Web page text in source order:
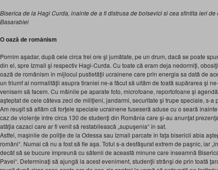
Biserica de la Hagi Curda, inainte de a fi distrusa de bolsevici si cea sfintita ieri de
Basarabiei
O oază de românism
Pornim aşadar, după cele circa trei ore şi jumătate, pe un drum, dacă se poate
din el, spre Izmail şi respectiv Hagi-Curda. Cu toate că eram deja nedormiţi,
oază de românism în mijlocul pustietăţii ucrainene care prin energia sa dată de
un triumf al normalităţii asupra tiraniei ne-a făcut să uităm de toată supărarea şi
venisem să facem. Cu mâinile pe aparate foto, microfoane, reportofoane şi
aşteptat de cele câteva zeci de miliţieni, jandarmi, securitate şi trupe speciale, s-a
Am reuşit să aflăm că forţele speciale ucrainene fuseseră aduse cu o seară
caz de violenţe între circa 130 de studenţi din România care şi-au anunţat
atâţia cazaci care ar fi venit să restabilească „supuşenia“ în sat.
Astfel, maşinile de poliţie de la Odessa sau Izmail parcate în faţa bisericii abia
români“. Numai că nu a fost să fie aşa. Totul s-a desfăşurat extrem de paşnic, iar
decât să se bucure împreună cu sătenii de această minune care înseamnă
Pavel“. Determinaţi să ajungă la acest eveniment, studenţii strânşi de prin toată